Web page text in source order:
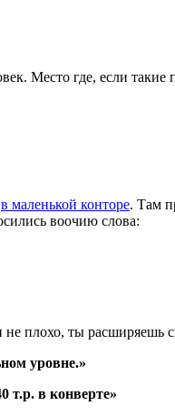
Место где, если такие
в маленькой конторе. Там
воочию слова:
плохо, ты расширяешь
уровне.»
т.р. в конверте»